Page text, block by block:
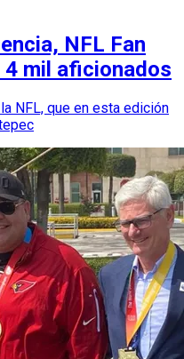
NFL Fan
4 mil aficionados
NFL, que en esta edición